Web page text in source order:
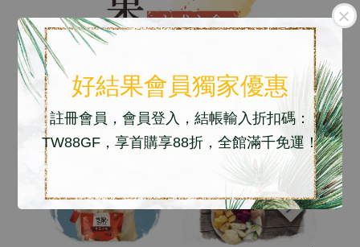
好結果會員獨家優惠
註冊會員，會員登入，結帳輸入折扣碼：
TW88GF，享首購享88折，全館滿千免運！